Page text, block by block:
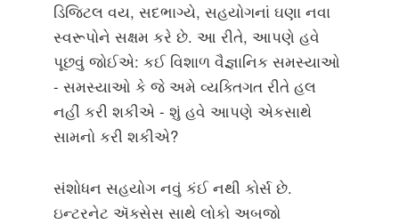
ડિજિટલ વય, સદભાગ્યે, સહયોગનાં ઘણા નવા
સ્વરૂપોને સક્ષમ કરે છે. આ રીતે, આપણે હવે
પૂછવું જોઈએ: કઈ વિશાળ વૈજ્ઞાનિક સમસ્યાઓ
- સમસ્યાઓ કે જે અમે વ્યક્તિગત રીતે હલ
નહીં કરી શકીએ - શું હવે આપણે એકસાથે
સામનો કરી શકીએ?
સંશોધન સહયોગ નવું કંઈ નથી કોર્સ છે.
ઇન્ટરનેટ ઍક્સેસ સાથે લોકો અબજો